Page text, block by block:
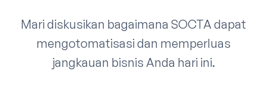
Mari diskusikan bagaimana SOCTA dapat
mengotomatisasi dan memperluas
jangkauan bisnis Anda hari ini.